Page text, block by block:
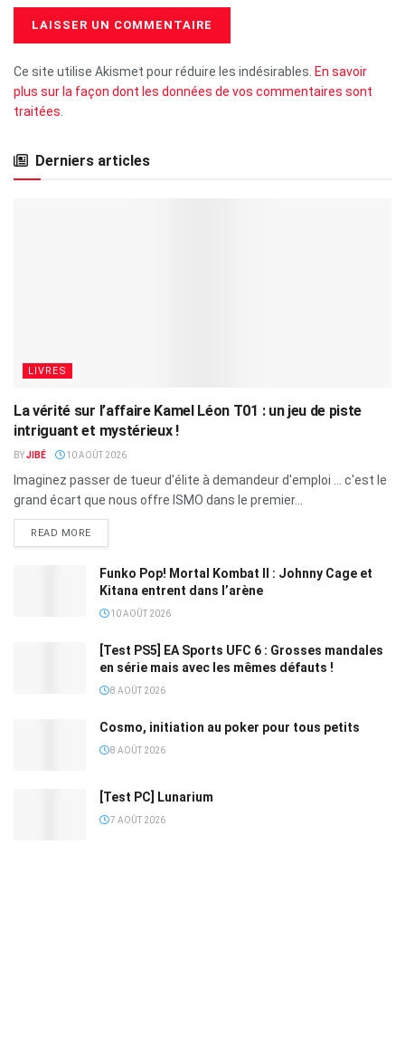
Ce site utilise Akismet pour réduire les indésirables. En savoir
plus sur la façon dont les données de vos commentaires sont
traitées.
Derniers articles
LIVRES
La vérité sur l’affaire Kamel Léon T01 : un jeu de piste
intriguant et mystérieux !
BYJIBÉ 10 AOÛT 2026
Imaginez passer de tueur d'élite à demandeur d'emploi ... c'est le
grand écart que nous offre ISMO dans le premier...
READ MORE
Funko Pop! Mortal Kombat II : Johnny Cage et
Kitana entrent dans l’arène
10 AOÛT 2026
[Test PS5] EA Sports UFC 6 : Grosses mandales
en série mais avec les mêmes défauts !
8 AOÛT 2026
Cosmo, initiation au poker pour tous petits
8 AOÛT 2026
[Test PC] Lunarium
7 AOÛT 2026